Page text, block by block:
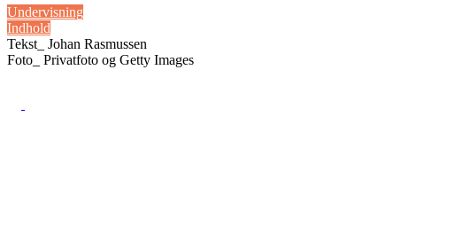
Undervisning
Indhold
Tekst_ Johan Rasmussen
Foto_ Privatfoto og Getty Images